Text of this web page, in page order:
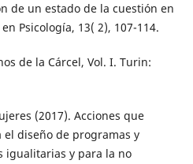
de un estado de la cuestión en
Psicología, 13( 2), 107-114.
de la Cárcel, Vol. I. Turin:
(2017). Acciones que
diseño de programas y
igualitarias y para la no